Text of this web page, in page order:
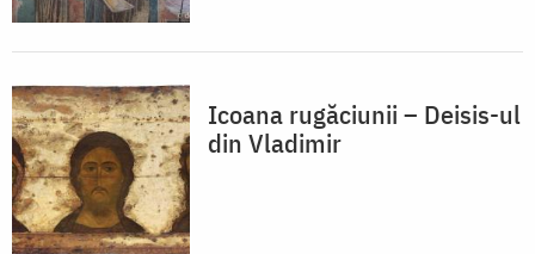
Icoana rugăciunii – Deisis-ul
din Vladimir